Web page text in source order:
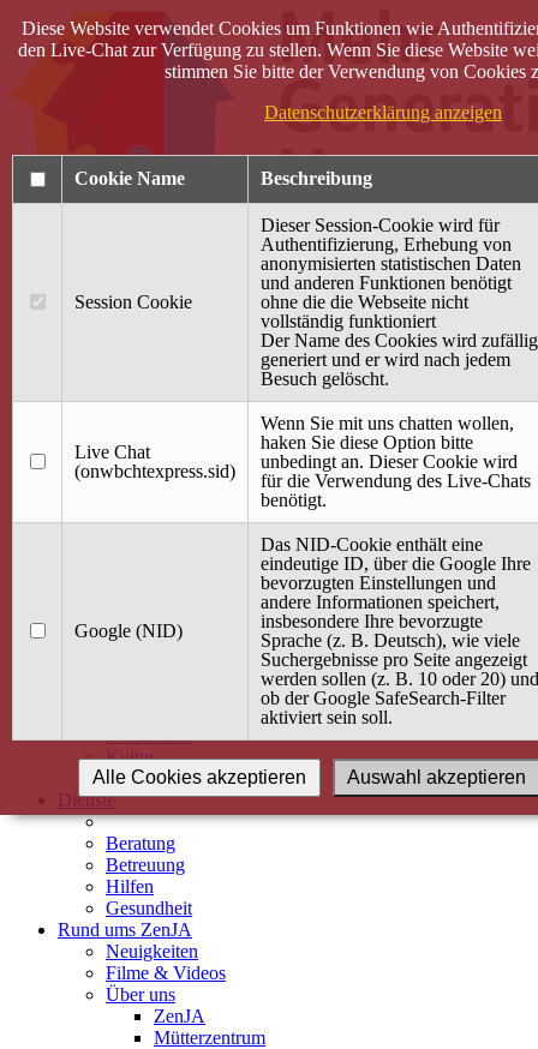
40 Jahre Mütterzentrum
Terminkalender
Gemeinsam aktiv
Gemeinsam unterwegs
wirFAIRändern
Angebot / Kurs suchen
Babybauch & Elternschaft
Gesundheit
Kultur
Alle Kurse
Dienste
Beratung
Betreuung
Hilfen
Gesundheit
Rund ums ZenJA
Neuigkeiten
Filme & Videos
Über uns
ZenJA
Mütterzentrum
Diese Website verwendet Cookies um Funktionen wie
den Live-Chat zur Verfügung zu stellen. Wenn Sie diese Website
stimmen Sie bitte der Verwendung von Cookies
Datenschutzerklärung anzeigen
Cookie Name Beschreibung
Session Cookie
Dieser Session-Cookie wird für
Authentifizierung, Erhebung von
anonymisierten statistischen Daten
und anderen Funktionen benötigt
ohne die die Webseite nicht
vollständig funktioniert
Der Name des Cookies wird zufällig
generiert und er wird nach jedem
Besuch gelöscht.
Live Chat
(onwbchtexpress.sid)
Wenn Sie mit uns chatten wollen,
haken Sie diese Option bitte
unbedingt an. Dieser Cookie wird
für die Verwendung des Live-Chats
benötigt.
Google (NID)
Das NID-Cookie enthält eine
eindeutige ID, über die Google Ihre
bevorzugten Einstellungen und
andere Informationen speichert,
insbesondere Ihre bevorzugte
Sprache (z. B. Deutsch), wie viele
Suchergebnisse pro Seite angezeigt
werden sollen (z. B. 10 oder 20) und
ob der Google SafeSearch-Filter
aktiviert sein soll.
Auswahl akzeptieren
Alle Cookies akzeptieren